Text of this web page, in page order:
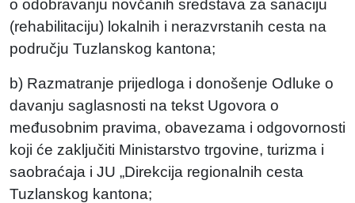
o odobravanju novčanih sredstava za sanaciju
(rehabilitaciju) lokalnih i nerazvrstanih cesta na
području Tuzlanskog kantona;
b) Razmatranje prijedloga i donošenje Odluke o
davanju saglasnosti na tekst Ugovora o
međusobnim pravima, obavezama i odgovornosti
koji će zaključiti Ministarstvo trgovine, turizma i
saobraćaja i JU „Direkcija regionalnih cesta
Tuzlanskog kantona;